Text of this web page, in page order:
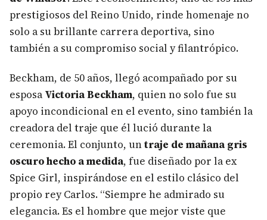
prestigiosos del Reino Unido, rinde homenaje no
solo a su brillante carrera deportiva, sino
también a su compromiso social y filantrópico.
Beckham, de 50 años, llegó acompañado por su
esposa Victoria Beckham, quien no solo fue su
apoyo incondicional en el evento, sino también la
creadora del traje que él lució durante la
ceremonia. El conjunto, untraje de mañana gris
oscuro hecho a medida, fue diseñado por la ex
Spice Girl, inspirándose en el estilo clásico del
propio rey Carlos. “Siempre he admirado su
elegancia. Es el hombre que mejor viste que